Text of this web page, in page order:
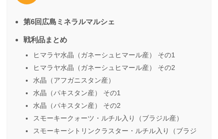
第6回広島ミネラルマルシェ
戦利品まとめ
ヒマラヤ水晶（ガネーシュヒマール産） その1
ヒマラヤ水晶（ガネーシュヒマール産） その2
水晶（アフガニスタン産）
水晶（パキスタン産） その1
水晶（パキスタン産） その2
スモーキークォーツ・ルチル入り（ブラジル産）
スモーキーシトリンクラスター・ルチル入り（ブラジ